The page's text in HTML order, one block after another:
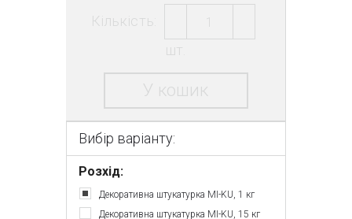
Кількість:
шт.
У кошик
Вибір варіанту:
Розхід:
Декоративна штукатурка MI-KU, 1 кг
Декоративна штукатурка MI-KU, 15 кг